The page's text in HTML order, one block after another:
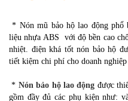
* Nón mũ bảo hộ lao động
liệu nhựa ABS với độ bền cao
nhiệt. điện khá tốt nón bảo hộ
tiết kiệm chi phí cho doanh
* Nón bảo hộ lao động được
gồm đầy đủ các phụ kiện như: